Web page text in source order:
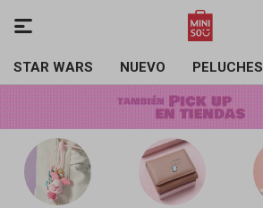
STAR WARS NUEVO PELUCHES
